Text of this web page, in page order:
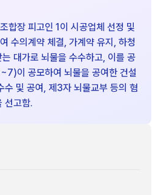
합장 피고인 1이 시공업체 선정 및
수의계약 체결, 가계약 유지, 하청
대가로 뇌물을 수수하고, 이를 공
이 공모하여 뇌물을 공여한 건설
및 공여, 제3자 뇌물교부 등의 혐
선고함.